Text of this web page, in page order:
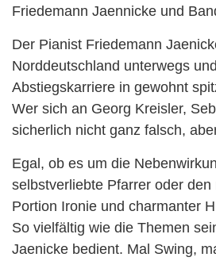
Friedemann Jaennicke und
Der Pianist Friedemann
Norddeutschland unterwegs
Abstiegskarriere in gewohnt
Wer sich an Georg Kreisler,
sicherlich nicht ganz falsch,
Egal, ob es um die
selbstverliebte Pfarrer oder
Portion Ironie und charmanter
So vielfältig wie die Themen
Jaenicke bedient. Mal Swing,